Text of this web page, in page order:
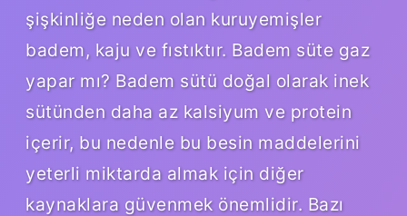
şişkinliğe neden olan kuruyemişler
badem, kaju ve fıstıktır. Badem süte gaz
yapar mı? Badem sütü doğal olarak inek
sütünden daha az kalsiyum ve protein
içerir, bu nedenle bu besin maddelerini
yeterli miktarda almak için diğer
kaynaklara güvenmek önemlidir. Bazı